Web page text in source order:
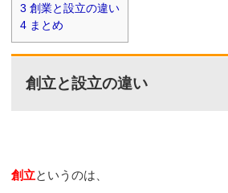
3 創業と設立の違い
4 まとめ
創立と設立の違い
創立というのは、